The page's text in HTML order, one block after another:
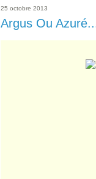
25 octobre 2013
Argus Ou